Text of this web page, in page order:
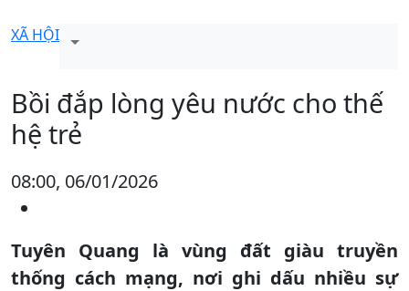
XÃ HỘI
Bồi đắp lòng yêu nước cho thế
hệ trẻ
08:00, 06/01/2026
Tuyên Quang là vùng đất giàu truyền
thống cách mạng, nơi ghi dấu nhiều sự